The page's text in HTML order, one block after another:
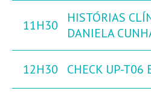
11H30
HISTÓRIAS
DANIELA
12H30 CHECK UP-T06